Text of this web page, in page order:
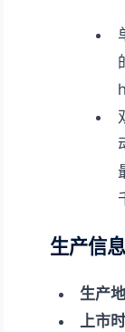
生产信息
生产地
上市